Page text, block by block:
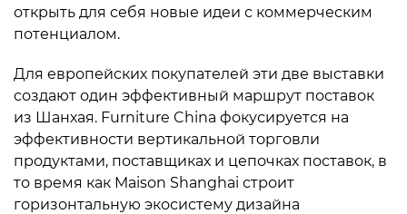
открыть для себя новые идеи с коммерческим
потенциалом.
Для европейских покупателей эти две выставки
создают один эффективный маршрут поставок
из Шанхая. Furniture China фокусируется на
эффективности вертикальной торговли
продуктами, поставщиках и цепочках поставок, в
то время как Maison Shanghai строит
горизонтальную экосистему дизайна